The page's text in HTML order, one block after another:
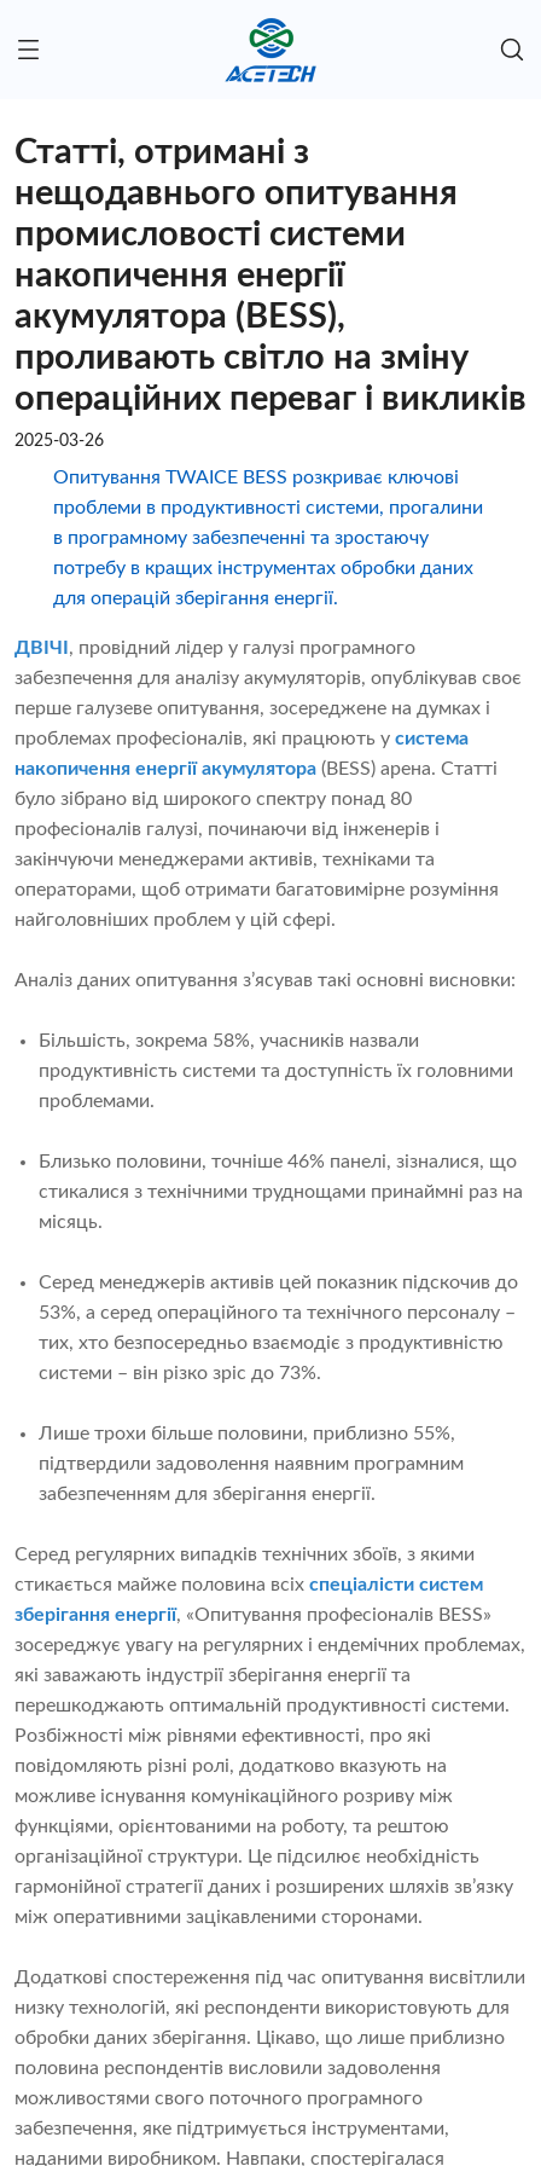
Статті, отримані з
нещодавнього опитування
промисловості системи
накопичення енергії
акумулятора (BESS),
проливають світло на зміну
операційних переваг і викликів
2025-03-26
Опитування TWAICE BESS розкриває ключові
проблеми в продуктивності системи, прогалини
в програмному забезпеченні та зростаючу
потребу в кращих інструментах обробки даних
для операцій зберігання енергії.
ДВІЧІ , провідний лідер у галузі програмного
забезпечення для аналізу акумуляторів, опублікував своє
перше галузеве опитування, зосереджене на думках і
проблемах професіоналів, які працюють у система
накопичення енергії акумулятора (BESS) арена. Статті
було зібрано від широкого спектру понад 80
професіоналів галузі, починаючи від інженерів і
закінчуючи менеджерами активів, техніками та
операторами, щоб отримати багатовимірне розуміння
найголовніших проблем у цій сфері.
Аналіз даних опитування з’ясував такі основні висновки:
Більшість, зокрема 58%, учасників назвали
продуктивність системи та доступність їх головними
проблемами.
Близько половини, точніше 46% панелі, зізналися, що
стикалися з технічними труднощами принаймні раз на
місяць.
Серед менеджерів активів цей показник підскочив до
53%, а серед операційного та технічного персоналу –
тих, хто безпосередньо взаємодіє з продуктивністю
системи – він різко зріс до 73%.
Лише трохи більше половини, приблизно 55%,
підтвердили задоволення наявним програмним
забезпеченням для зберігання енергії.
Серед регулярних випадків технічних збоїв, з якими
стикається майже половина всіх спеціалісти систем
зберігання енергії, «Опитування професіоналів BESS»
зосереджує увагу на регулярних і ендемічних проблемах,
які заважають індустрії зберігання енергії та
перешкоджають оптимальній продуктивності системи.
Розбіжності між рівнями ефективності, про які
повідомляють різні ролі, додатково вказують на
можливе існування комунікаційного розриву між
функціями, орієнтованими на роботу, та рештою
організаційної структури. Це підсилює необхідність
гармонійної стратегії даних і розширених шляхів зв’язку
між оперативними зацікавленими сторонами.
Додаткові спостереження під час опитування висвітлили
низку технологій, які респонденти використовують для
обробки даних зберігання. Цікаво, що лише приблизно
половина респондентів висловили задоволення
можливостями свого поточного програмного
забезпечення, яке підтримується інструментами,
наданими виробником. Навпаки, спостерігалася